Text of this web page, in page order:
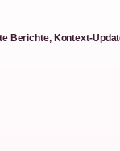
Berichte, Kontext-